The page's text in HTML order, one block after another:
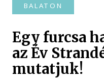
BALATON
Egy furcsa
az Év
mutatjuk!